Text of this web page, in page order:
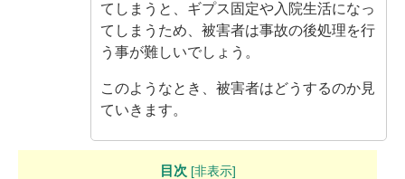
てしまうと、ギプス固定や入院生活になっ
てしまうため、被害者は事故の後処理を行
う事が難しいでしょう。
このようなとき、被害者はどうするのか見
ていきます。
目次 [非表示]
骨折の体験談
後遺障害の体験談
弁護士費用を知る
弁護士を探す